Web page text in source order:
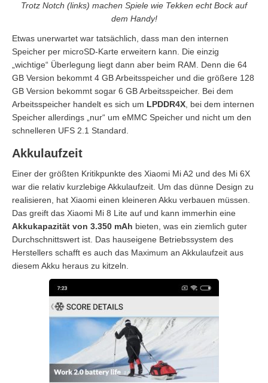
Trotz Notch (links) machen Spiele wie Tekken echt Bock auf
dem Handy!
Etwas unerwartet war tatsächlich, dass man den internen
Speicher per microSD-Karte erweitern kann. Die einzig
„wichtige“ Überlegung liegt dann aber beim RAM. Denn die 64
GB Version bekommt 4 GB Arbeitsspeicher und die größere 128
GB Version bekommt sogar 6 GB Arbeitsspeicher. Bei dem
Arbeitsspeicher handelt es sich um LPDDR4X , bei dem internen
Speicher allerdings „nur“ um eMMC Speicher und nicht um den
schnelleren UFS 2.1 Standard.
Akkulaufzeit
Einer der größten Kritikpunkte des Xiaomi Mi A2 und des Mi 6X
war die relativ kurzlebige Akkulaufzeit. Um das dünne Design zu
realisieren, hat Xiaomi einen kleineren Akku verbauen müssen.
Das greift das Xiaomi Mi 8 Lite auf und kann immerhin eine
Akkukapazität von 3.350 mAh bieten, was ein ziemlich guter
Durchschnittswert ist. Das hauseigene Betriebssystem des
Herstellers schafft es auch das Maximum an Akkulaufzeit aus
diesem Akku heraus zu kitzeln.